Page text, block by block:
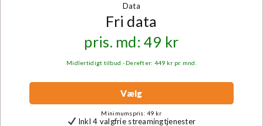
Data
Fri data
pris. md: 49 kr
Midlertidigt tilbud - Derefter: 449 kr pr. mnd.
Vælg
Minimumspris: 49 kr
Inkl 4 valgfrie streamingtjenester